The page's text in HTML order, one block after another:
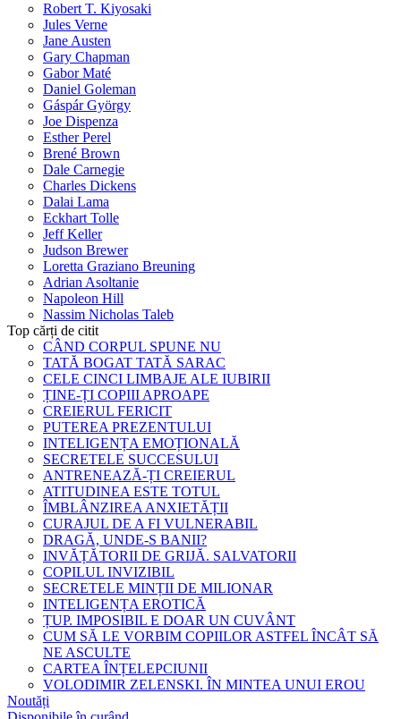
Robert T. Kiyosaki
Jules Verne
Jane Austen
Gary Chapman
Gabor Maté
Daniel Goleman
Gáspár György
Joe Dispenza
Esther Perel
Brené Brown
Dale Carnegie
Charles Dickens
Dalai Lama
Eckhart Tolle
Jeff Keller
Judson Brewer
Loretta Graziano Breuning
Adrian Asoltanie
Napoleon Hill
Nassim Nicholas Taleb
Top cărți de citit
CÂND CORPUL SPUNE NU
TATĂ BOGAT TATĂ SARAC
CELE CINCI LIMBAJE ALE IUBIRII
ȚINE-ȚI COPIII APROAPE
CREIERUL FERICIT
PUTEREA PREZENTULUI
INTELIGENȚA EMOȚIONALĂ
SECRETELE SUCCESULUI
ANTRENEAZĂ-ȚI CREIERUL
ATITUDINEA ESTE TOTUL
ÎMBLÂNZIREA ANXIETĂȚII
CURAJUL DE A FI VULNERABIL
DRAGĂ, UNDE-S BANII?
INVĂȚĂTORII DE GRIJĂ. SALVATORII
COPILUL INVIZIBIL
SECRETELE MINȚII DE MILIONAR
INTELIGENȚA EROTICĂ
ȚUP. IMPOSIBIL E DOAR UN CUVÂNT
CUM SĂ LE VORBIM COPIILOR ASTFEL ÎNCÂT SĂ
NE ASCULTE
CARTEA ÎNȚELEPCIUNII
VOLODIMIR ZELENSKI. ÎN MINTEA UNUI EROU
Noutăți